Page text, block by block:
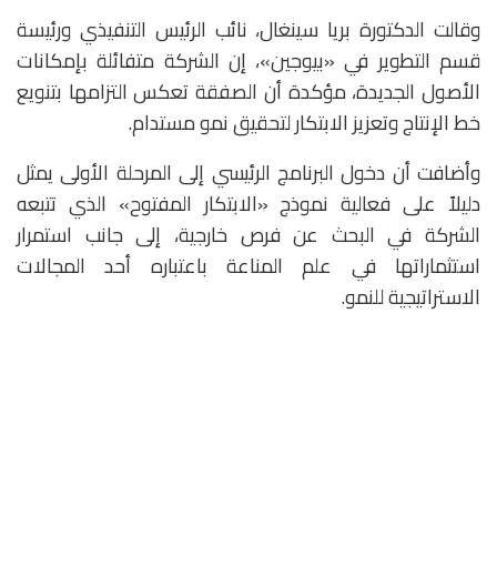
وقالت الدكتورة بريا سينغال، نائب الرئيس التنفيذي ورئيسة
قسم التطوير في «بيوجين»، إن الشركة متفائلة بإمكانات
الأصول الجديدة، مؤكدة أن الصفقة تعكس التزامها بتنويع
خط الإنتاج وتعزيز الابتكار لتحقيق نمو مستدام.
وأضافت أن دخول البرنامج الرئيسي إلى المرحلة الأولى يمثل
دليلاً على فعالية نموذج «الابتكار المفتوح» الذي تتبعه
الشركة في البحث عن فرص خارجية، إلى جانب استمرار
استثماراتها في علم المناعة باعتباره أحد المجالات
الاستراتيجية للنمو.